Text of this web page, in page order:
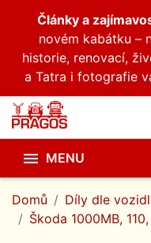
Články a
novém kabátku –
historie, renovací,
a Tatra i fotografie
 MENU
Domů Díly dle
Škoda 1000MB, 110,